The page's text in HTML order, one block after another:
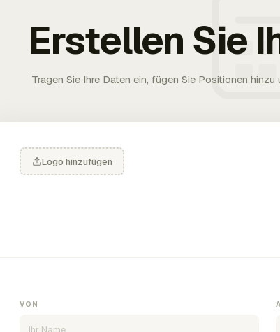
Erstellen Sie
Tragen Sie Ihre Daten ein, fügen Sie Positionen
Logo hinzufügen
VON